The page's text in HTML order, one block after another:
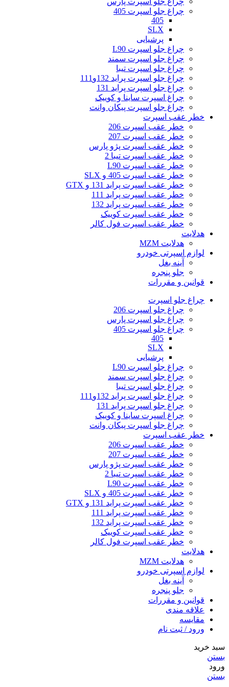
چراغ جلو اسپرت 405
405
SLX
پرشیایی
چراغ جلو اسپرت L90
چراغ جلو اسپرت سمند
چراغ جلو اسپرت تیبا
چراغ جلو اسپرت پراید 132و111
چراغ جلو اسپرت پراید 131
چراغ اسپرت ساینا و کوییک
چراغ جلو اسپرت پیکان وانت
خطر عقب اسپرت
خطر عقب اسپرت 206
خطر عقب اسپرت 207
خطر عقب اسپرت پژو پارس
خطر عقب اسپرت تیبا 2
خطر عقب اسپرت L90
خطر عقب اسپرت 405 و SLX
خطر عقب اسپرت پراید 131 و GTX
خطر عقب اسپرت پراید 111
خطر عقب اسپرت پراید 132
خطر عقب اسپرت کوییک
خطر عقب اسپرت فول کالر
هدلایت
هدلایت MZM
لوازم اسپرتی خودرو
آینه بغل
جلو پنجره
قوانین و مقررات
چراغ جلو اسپرت
چراغ جلو اسپرت 206
چراغ جلو اسپرت پارس
چراغ جلو اسپرت 405
405
SLX
پرشیایی
چراغ جلو اسپرت L90
چراغ جلو اسپرت سمند
چراغ جلو اسپرت تیبا
چراغ جلو اسپرت پراید 132و111
چراغ جلو اسپرت پراید 131
چراغ اسپرت ساینا و کوییک
چراغ جلو اسپرت پیکان وانت
خطر عقب اسپرت
خطر عقب اسپرت 206
خطر عقب اسپرت 207
خطر عقب اسپرت پژو پارس
خطر عقب اسپرت تیبا 2
خطر عقب اسپرت L90
خطر عقب اسپرت 405 و SLX
خطر عقب اسپرت پراید 131 و GTX
خطر عقب اسپرت پراید 111
خطر عقب اسپرت پراید 132
خطر عقب اسپرت کوییک
خطر عقب اسپرت فول کالر
هدلایت
هدلایت MZM
لوازم اسپرتی خودرو
آینه بغل
جلو پنجره
قوانین و مقررات
علاقه مندی
مقایسه
ورود / ثبت نام
سبد خرید
بستن
ورود
بستن